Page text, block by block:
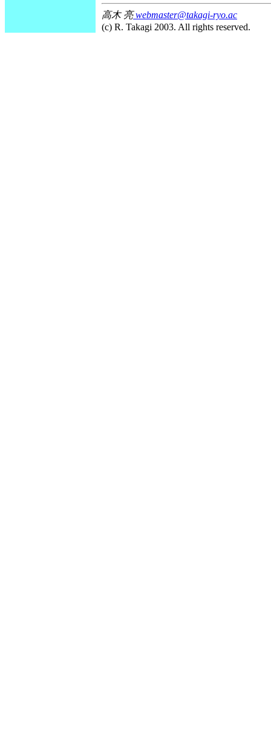
高木 亮webmaster@takagi-ryo.ac
(c) R. Takagi 2003. All rights reserved.